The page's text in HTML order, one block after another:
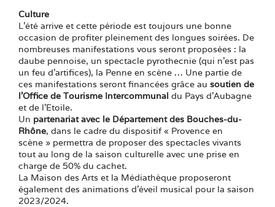
Culture
L’été arrive et cette période est toujours une bonne
occasion de profiter pleinement des longues soirées. De
nombreuses manifestations vous seront proposées : la
daube pennoise, un spectacle pyrothecnie (qui n’est pas
un feu d’artifices), la Penne en scène … Une partie de
ces manifestations seront financées grâce au soutien de
l’Office de Tourisme Intercommunal du Pays d’Aubagne
et de l’Etoile.
Un partenariat avec le Département des Bouches-du-
Rhône, dans le cadre du dispositif « Provence en
scène » permettra de proposer des spectacles vivants
tout au long de la saison culturelle avec une prise en
charge de 50% du cachet.
La Maison des Arts et la Médiathèque proposeront
également des animations d’éveil musical pour la saison
2023/2024.